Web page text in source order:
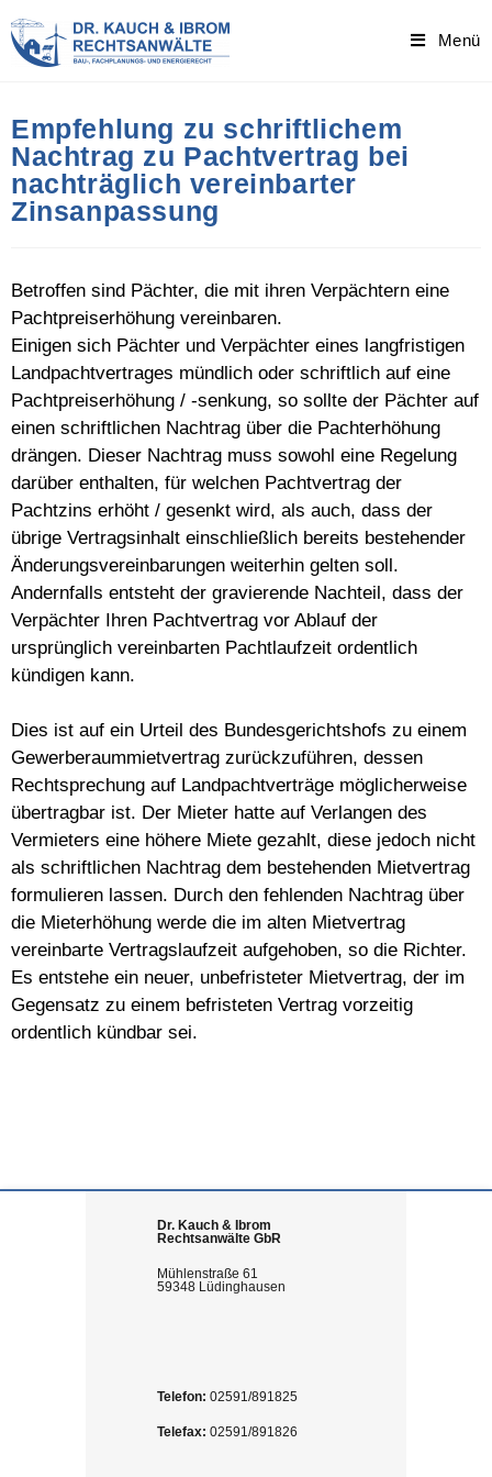
to
content
Menü
Empfehlung zu schriftlichem
Nachtrag zu Pachtvertrag bei
nachträglich vereinbarter
Zinsanpassung
Betroffen sind Pächter, die mit ihren Verpächtern eine
Pachtpreiserhöhung vereinbaren.
Einigen sich Pächter und Verpächter eines langfristigen
Landpachtvertrages mündlich oder schriftlich auf eine
Pachtpreiserhöhung / -senkung, so sollte der Pächter auf
einen schriftlichen Nachtrag über die Pachterhöhung
drängen. Dieser Nachtrag muss sowohl eine Regelung
darüber enthalten, für welchen Pachtvertrag der
Pachtzins erhöht / gesenkt wird, als auch, dass der
übrige Vertragsinhalt einschließlich bereits bestehender
Änderungsvereinbarungen weiterhin gelten soll.
Andernfalls entsteht der gravierende Nachteil, dass der
Verpächter Ihren Pachtvertrag vor Ablauf der
ursprünglich vereinbarten Pachtlaufzeit ordentlich
kündigen kann.
Dies ist auf ein Urteil des Bundesgerichtshofs zu einem
Gewerberaummietvertrag zurückzuführen, dessen
Rechtsprechung auf Landpachtverträge möglicherweise
übertragbar ist. Der Mieter hatte auf Verlangen des
Vermieters eine höhere Miete gezahlt, diese jedoch nicht
als schriftlichen Nachtrag dem bestehenden Mietvertrag
formulieren lassen. Durch den fehlenden Nachtrag über
die Mieterhöhung werde die im alten Mietvertrag
vereinbarte Vertragslaufzeit aufgehoben, so die Richter.
Es entstehe ein neuer, unbefristeter Mietvertrag, der im
Gegensatz zu einem befristeten Vertrag vorzeitig
ordentlich kündbar sei.
Dr. Kauch & Ibrom
Rechtsanwälte GbR
Mühlenstraße 61
59348 Lüdinghausen
Telefon: 02591/891825
Telefax: 02591/891826